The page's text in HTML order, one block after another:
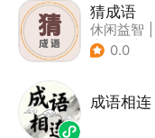
猜成语
休闲益智
| 成语
0.0
成语相连